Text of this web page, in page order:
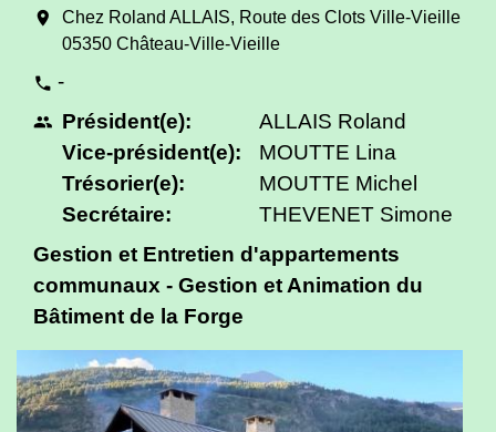
location_on
Chez Roland ALLAIS, Route des Clots Ville-Vieille
05350 Château-Ville-Vieille
phone -
people Président(e):
Vice-président(e):
Trésorier(e):
Secrétaire:
ALLAIS Roland
MOUTTE Lina
MOUTTE Michel
THEVENET Simone
Gestion et Entretien d'appartements
communaux - Gestion et Animation du
Bâtiment de la Forge